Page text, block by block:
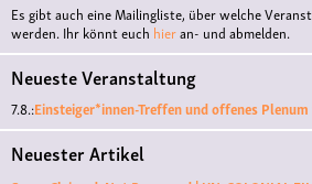
Es gibt auch eine Mailingliste, über welche
werden. Ihr könnt euch hieran- und abmelden.
Neueste Veranstaltung
7.8.:Einsteiger*innen-Treffen und offenes
Neuester Artikel